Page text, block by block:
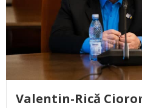
Valentin-Rică